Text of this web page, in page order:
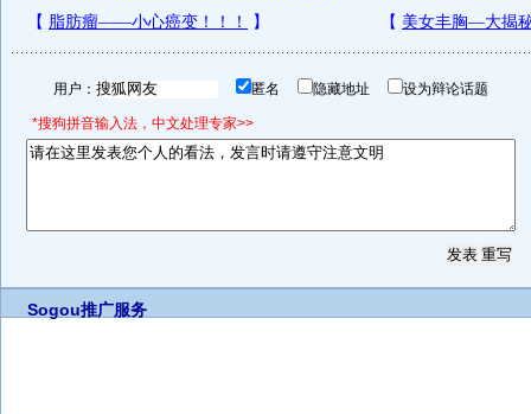
用户： 匿名 隐藏地址 设为辩论话题
*搜狗拼音输入法，中文处理专家>>
Sogou推广服务